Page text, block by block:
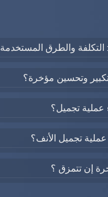
والطرق المستخدمة
وتحسين مؤخرة؟
عملية تجميل؟
تجميل الأنف؟
إن تتمزق ؟